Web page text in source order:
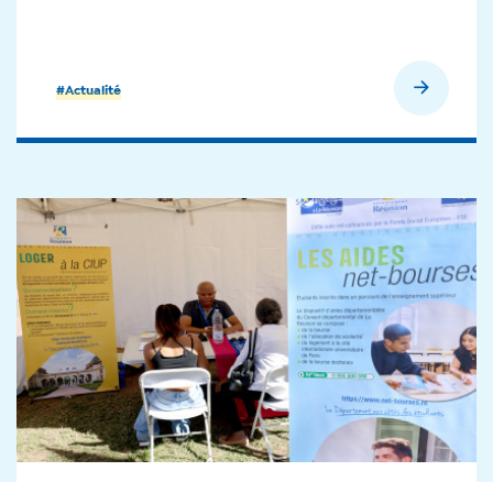
#Actualité